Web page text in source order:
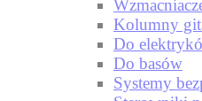
Kolumny
Do
Do basów
Systemy